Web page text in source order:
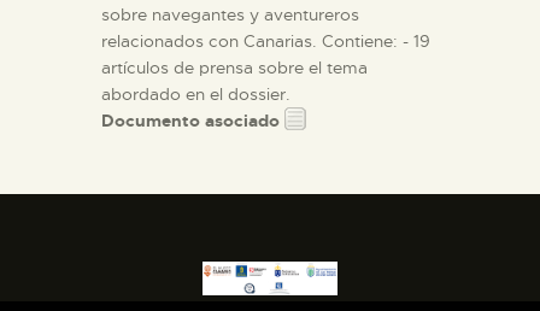
sobre navegantes y aventureros
relacionados con Canarias. Contiene: - 19
artículos de prensa sobre el tema
abordado en el dossier.
Documento asociado